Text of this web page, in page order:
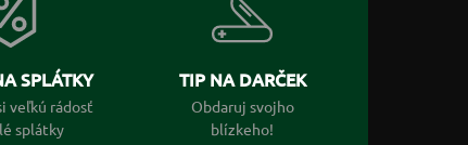
SPLÁTKY
veľkú rádosť
splátky
TIP NA DARČEK
Obdaruj svojho
blízkeho!